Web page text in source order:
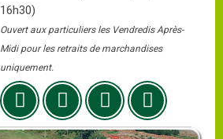
16h30)
Ouvert aux particuliers les Vendredis Après-
Midi pour les retraits de marchandises
uniquement.